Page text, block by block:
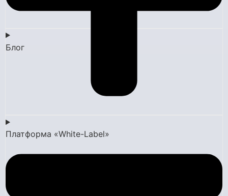
Блог
Платформа «White-Label»